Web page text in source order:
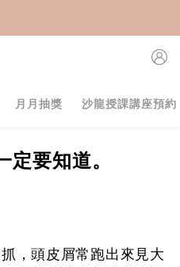
月月抽獎 沙龍授課講座預約
要知道。
，頭皮屑常跑出來見大